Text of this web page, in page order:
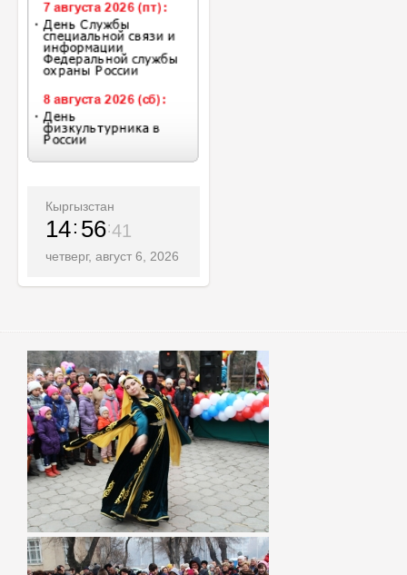
Кыргызстан
14 56 43
четверг, август 6, 2026